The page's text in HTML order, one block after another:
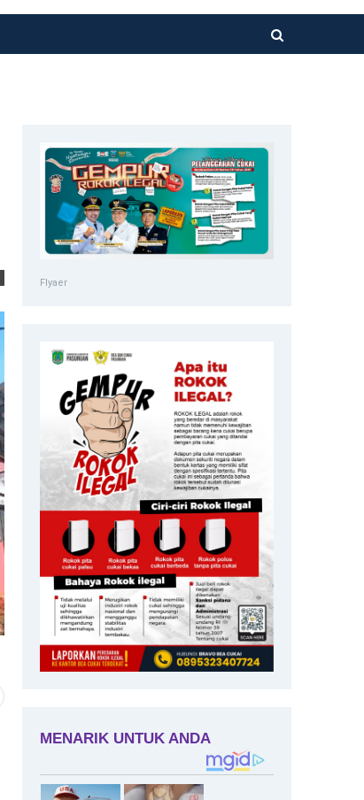
Flyaer